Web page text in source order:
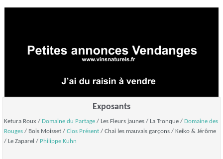
Exposants
Ketura Roux / Domaine du Partage / Les Fleurs jaunes / La Tronque / Domaine des
Rouges / Bois Moisset / Clos Présent / Chai les mauvais garçons / Keiko & Jérôme
/ Le Zaparel / Philippe Kuhn